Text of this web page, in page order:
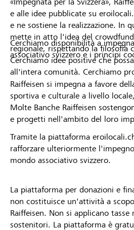
e alle idee pubblicate su
e ne sostiene la realizzazione. In
mette in atto l'idea del
regionale, rispettando la filosofia
Cerchiamo idee positive che
all'intera comunità. Cerchiamo
Cerchiamo disponibilità a
associativo svizzero e i principi
Raiffeisen si impegna a favore
sportiva e culturale a livello
Molte Banche Raiffeisen
e progetti nell'ambito del loro
Tramite la piattaforma
rafforzare ulteriormente
mondo associativo svizzero.
La piattaforma per donazioni e
non costituisce un'attività a
Raiffeisen. Non si applicano
sostenitori. La piattaforma è